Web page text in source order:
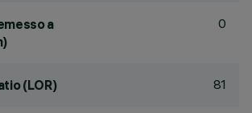
a
0
(LOR) 81